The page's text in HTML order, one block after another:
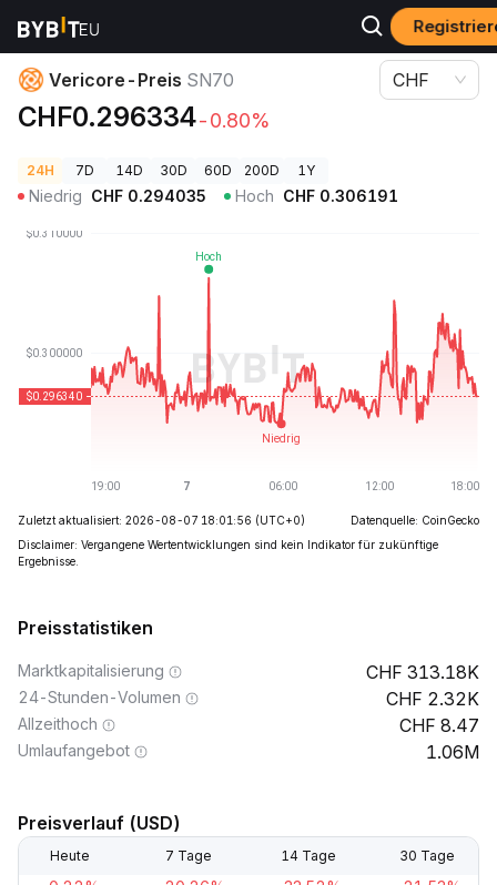
Krypto-Preise
Vericore-Preis SN70
CHF0.296334-0.80%
CHF
24H 7D 14D 30D 60D 200D 1Y
Niedrig CHF 0.294035 Hoch CHF 0.306191
Zuletzt aktualisiert: 2026-08-07 18:01:56 (UTC+0)
Datenquelle: CoinGecko
Disclaimer: Vergangene Wertentwicklungen sind kein Indikator für zukünftige
Ergebnisse.
Preisstatistiken
Marktkapitalisierung 313.18K
24-Stunden-Volumen 2.32K
Allzeithoch 8.47
Umlaufangebot 1.06M
Preisverlauf (USD)
Heute 7 Tage 14 Tage 30 Tage